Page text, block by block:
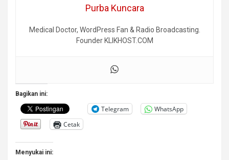
Purba Kuncara
Medical Doctor, WordPress Fan & Radio Broadcasting.
Founder KLIKHOST.COM
Bagikan ini:
Telegram
WhatsApp
Cetak
Menyukai ini: